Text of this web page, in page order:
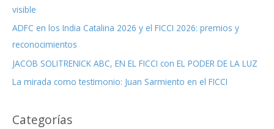
o
r
:
visible
ADFC en los India Catalina 2026 y el FICCI 2026: premios y
reconocimientos
JACOB SOLITRENICK ABC, EN EL FICCI con EL PODER DE LA LUZ
La mirada como testimonio: Juan Sarmiento en el FICCI
Categorías